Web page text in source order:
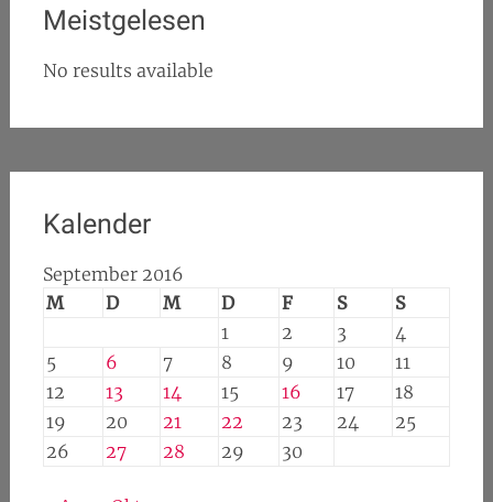
Meistgelesen
No results available
Kalender
September 2016
M
D M D F S
S
1
2 3
4
5
6 7 8 9 10
11
12
13 14 15 16 17
18
19
20 21 22 23 24
25
26
27 28 29 30